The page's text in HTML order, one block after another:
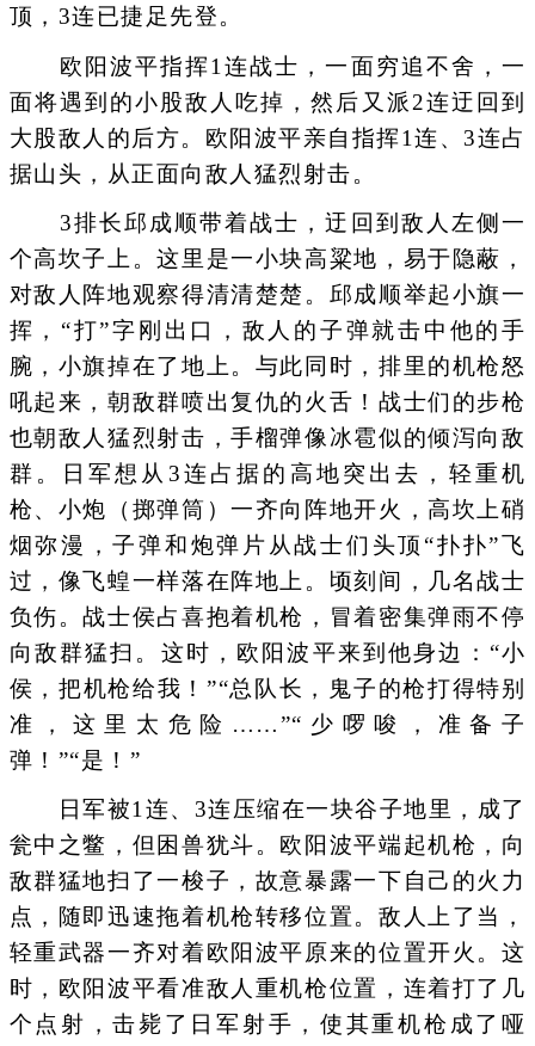
顶，3连已捷足先登。
欧阳波平指挥1连战士，一面穷追不舍，一
面将遇到的小股敌人吃掉，然后又派2连迂回到
大股敌人的后方。欧阳波平亲自指挥1连、3连占
据山头，从正面向敌人猛烈射击。
3排长邱成顺带着战士，迂回到敌人左侧一
个高坎子上。这里是一小块高粱地，易于隐蔽，
对敌人阵地观察得清清楚楚。邱成顺举起小旗一
挥，“打”字刚出口，敌人的子弹就击中他的手
腕，小旗掉在了地上。与此同时，排里的机枪怒
吼起来，朝敌群喷出复仇的火舌！战士们的步枪
也朝敌人猛烈射击，手榴弹像冰雹似的倾泻向敌
群。日军想从3连占据的高地突出去，轻重机
枪、小炮（掷弹筒）一齐向阵地开火，高坎上硝
烟弥漫，子弹和炮弹片从战士们头顶“扑扑”飞
过，像飞蝗一样落在阵地上。顷刻间，几名战士
负伤。战士侯占喜抱着机枪，冒着密集弹雨不停
向敌群猛扫。这时，欧阳波平来到他身边：“小
侯，把机枪给我！”“总队长，鬼子的枪打得特别
准，这里太危险……”“少啰唆，准备子
弹！”“是！”
日军被1连、3连压缩在一块谷子地里，成了
瓮中之鳖，但困兽犹斗。欧阳波平端起机枪，向
敌群猛地扫了一梭子，故意暴露一下自己的火力
点，随即迅速拖着机枪转移位置。敌人上了当，
轻重武器一齐对着欧阳波平原来的位置开火。这
时，欧阳波平看准敌人重机枪位置，连着打了几
个点射，击毙了日军射手，使其重机枪成了哑